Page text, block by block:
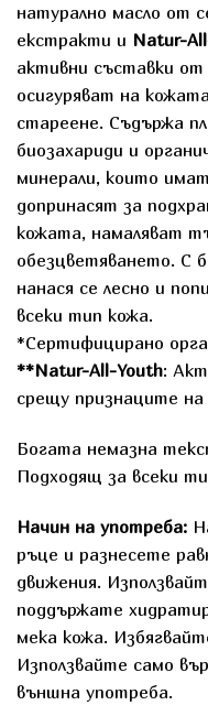
натурално масло от
екстракти и Natur-
активни съставки
осигуряват на
стареене. Съдържа
биозахариди и
минерали, които
допринасят за
кожата, намаляват
обезцветяването. С
нанася се лесно и
всеки тип кожа.
*Сертифицирано
**Natur-All-Youth:
срещу признаците
Богата немазна
Подходящ за всеки
Начин на употреба:
ръце и разнесете
движения.
поддържате
мека кожа.
Използвайте само
външна употреба.